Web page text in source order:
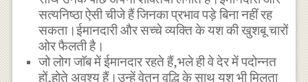
सत्यनिष्ठा ऐसी चीजे हैं जिनका प्रभाव पड़े बिना नहीं रह
सकता।ईमानदारी और सच्चे व्यक्ति के यश की खुशबू चारों
ओर फैलती है।
जो लोग जाॅब में ईमानदार रहते हैं,भले ही वे देर में पदोन्नत
हों,होते अवश्य हैं।उन्हें वेतन वृद्धि के साथ यश भी मिलता